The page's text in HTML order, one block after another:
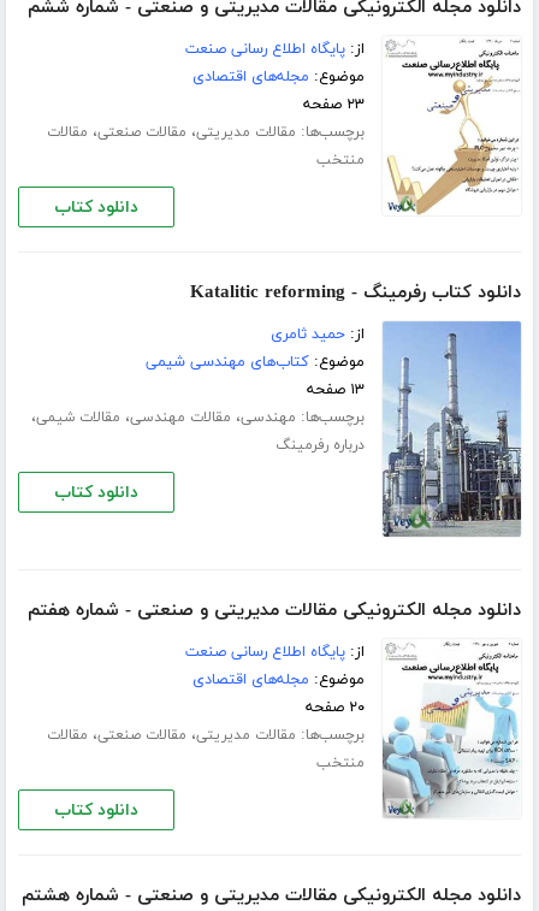
دانلود مجله الکترونیکی مقالات مدیریتی و صنعتی - شماره ششم
از:پایگاه اطلاع رسانی صنعت
موضوع: مجله‌های اقتصادی
۲۳ صفحه
برچسب‌ها: مقالات مدیریتی، مقالات صنعتی، مقالات
منتخب
دانلود کتاب
دانلود کتاب رفرمینگ - Katalitic reforming
از:حمید ثامری
موضوع:کتاب‌های مهندسی شیمی
۱۳ صفحه
برچسب‌ها: مهندسی، مقالات مهندسی، مقالات شیمی،
درباره رفرمینگ
دانلود کتاب
دانلود مجله الکترونیکی مقالات مدیریتی و صنعتی - شماره هفتم
از:پایگاه اطلاع رسانی صنعت
موضوع: مجله‌های اقتصادی
۲۰ صفحه
برچسب‌ها: مقالات مدیریتی، مقالات صنعتی، مقالات
منتخب
دانلود کتاب
دانلود مجله الکترونیکی مقالات مدیریتی و صنعتی - شماره هشتم